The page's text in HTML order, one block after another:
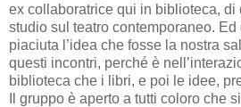
ex collaboratrice qui in biblioteca, di
studio sul teatro contemporaneo.
piaciuta l’idea che fosse la nostra
questi incontri, perché è
biblioteca che i libri, e poi le idee,
Il gruppo è aperto a tutti coloro che